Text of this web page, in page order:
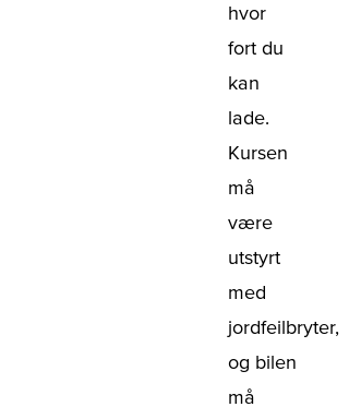
hvor
fort du
kan
lade.
Kursen
må
være
utstyrt
med
jordfeilbryter,
og bilen
må